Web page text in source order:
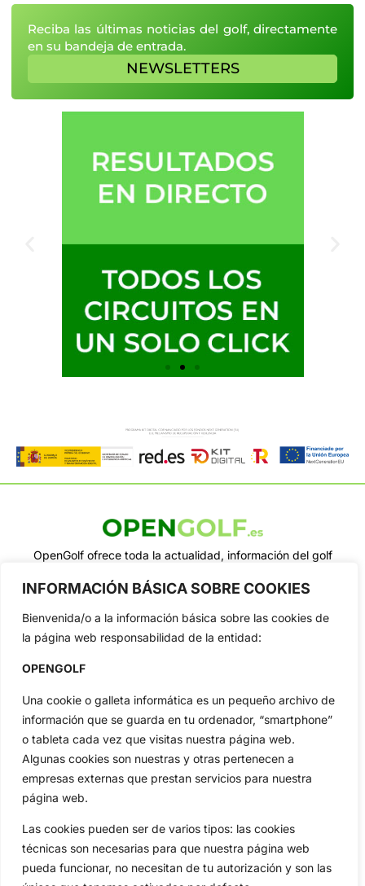
INFORMACIÓN BÁSICA SOBRE COOKIES
Bienvenida/o a la información básica sobre las cookies de
la página web responsabilidad de la entidad:
OPENGOLF
Una cookie o galleta informática es un pequeño archivo de
información que se guarda en tu ordenador, “smartphone”
o tableta cada vez que visitas nuestra página web.
Algunas cookies son nuestras y otras pertenecen a
empresas externas que prestan servicios para nuestra
página web.
Las cookies pueden ser de varios tipos: las cookies
técnicas son necesarias para que nuestra página web
pueda funcionar, no necesitan de tu autorización y son las
Reciba las últimas noticias del golf, directamente
en su bandeja de entrada.
NEWSLETTERS
OpenGolf ofrece toda la actualidad, información del golf
Jon Rahm, LIV Golf, PGA Tour, Ryder Cup, DP World Tour, LPGA
Categorias
Inicio
Actualidad
Amateurs
Circuitos
Especiales
Jon Rahm
Vídeos
De Interés
Compañía
Aviso Legal
Política de Privacidad
Política de Cookies
Publicidad
Newsletters